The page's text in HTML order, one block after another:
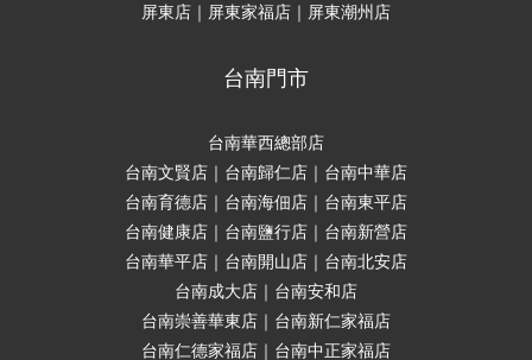
屏東店｜屏東家福店｜屏東潮州店
台南門市
台南華西總部店
台南文賢店｜台南歸仁店｜台南中華店
台南育德店｜台南海佃店｜台南東平店
台南健康店｜台南鹽行店｜台南新營店
台南華平店｜台南開山店｜台南北安店
台南成大店｜台南安和店
台南崇善華東店｜台南新仁家福店
台南仁德家福店｜台南中正家福店